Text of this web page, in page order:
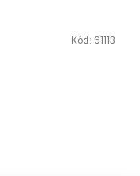
Kód: 61113